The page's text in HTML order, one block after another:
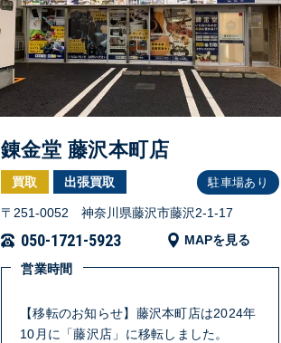
錬金堂 藤沢本町店
買取 出張買取 駐車場あり
〒251-0052 神奈川県藤沢市藤沢2-1-17
050-1721-5923
MAPを見る
営業時間
【移転のお知らせ】藤沢本町店は2024年
10月に「藤沢店」に移転しました。